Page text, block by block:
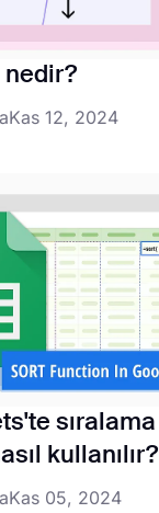
nedir?
Kas 12, 2024
sıralama
kullanılır?
Kas 05, 2024